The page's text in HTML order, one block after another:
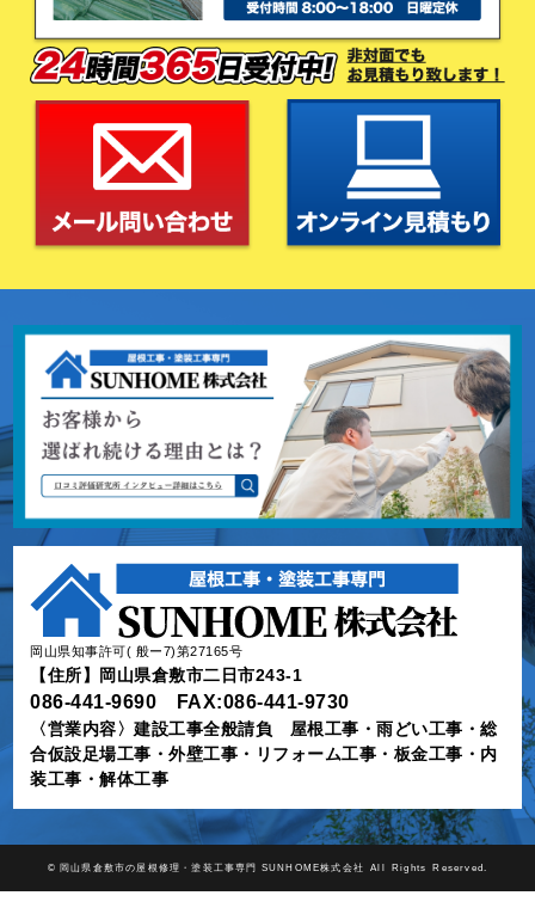
岡山県知事許可( 般ー7)第27165号
【住所】岡山県倉敷市二日市243-1
086-441-9690 FAX:086-441-9730
〈営業内容〉建設工事全般請負 屋根工事・雨どい工事・総
合仮設足場工事・外壁工事・リフォーム工事・板金工事・内
装工事・解体工事
©岡山県倉敷市の屋根修理・塗装工事専門 SUNHOME株式会社 All Rights Reserved.